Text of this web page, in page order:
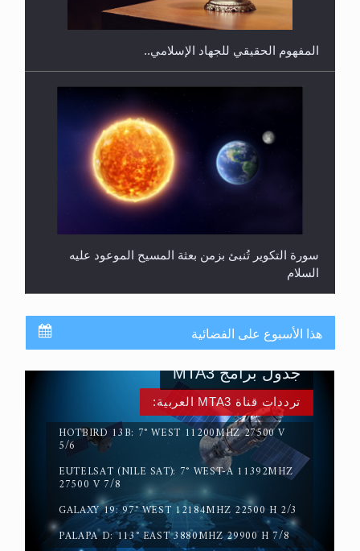
المفهوم الحقيقي للجهاد الإسلامي..
سورة التكوير تُنبئ بزمن بعثة المسيح الموعود عليه
السلام
حقيقة المسيح الدجال
هذا الأسبوع على الفضائية
ترددات قناة MTA3 العربية:
HOTBIRD 13B: 7° WEST 11200MHZ 27500 V
5/6
EUTELSAT (NILE SAT): 7° WEST-A 11392MHZ
27500 V 7/8
GALAXY 19: 97° WEST 12184MHZ 22500 H 2/3
PALAPA D: 113° EAST 3880MHZ 29900 H 7/8
جدول برامج MTA3